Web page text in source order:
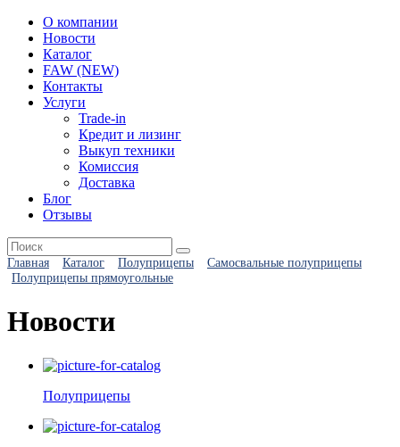
О компании
Новости
Каталог
FAW (NEW)
Контакты
Услуги
Trade-in
Кредит и лизинг
Выкуп техники
Комиссия
Доставка
Блог
Отзывы
Главная Каталог Полуприцепы
Самосвальные полуприцепы
Полуприцепы прямоугольные
Новости
Полуприцепы